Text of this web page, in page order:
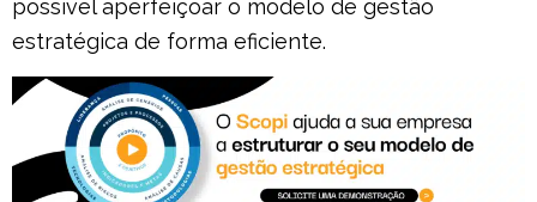
possível aperfeiçoar o modelo de gestão
estratégica de forma eficiente.